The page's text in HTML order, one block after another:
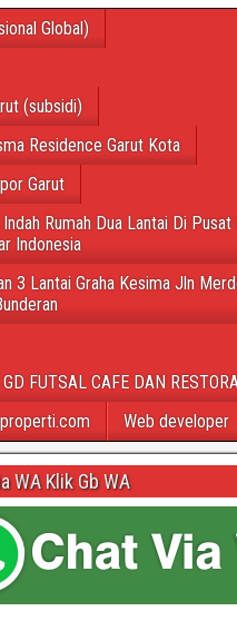
Global)
(subsidi)
Residence Garut Kota
Garut
Rumah Dua Lantai Di
Indonesia
3 Lantai Graha Kesima Jln
FUTSAL CAFE DAN
Web developer
WA Klik Gb WA